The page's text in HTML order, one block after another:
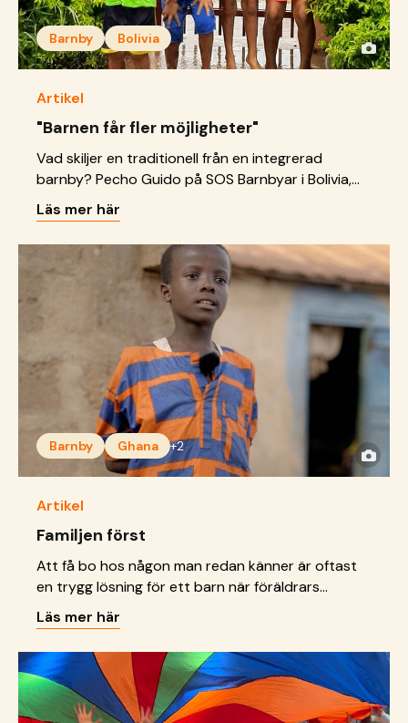
Barnby Bolivia
Artikel
"Barnen får fler möjligheter"
Vad skiljer en traditionell från en integrerad
barnby? Pecho Guido på SOS Barnbyar i Bolivia,
förklarar.
Läs mer här
Barnby Ghana +2
Artikel
Familjen först
Att få bo hos någon man redan känner är oftast
en trygg lösning för ett barn när föräldrars
omsorg saknas. För Hamid blev den tryggheten
hans farmor.
Läs mer här